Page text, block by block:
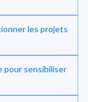
les projets
sensibiliser